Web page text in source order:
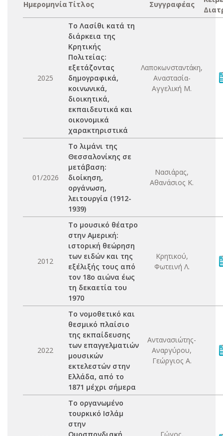
Ημερομηνία Τίτλος Συγγραφέας
2025
Το Λασίθι κατά τη
διάρκεια της
Κρητικής
Πολιτείας:
εξετάζοντας
δημογραφικά,
κοινωνικά,
διοικητικά,
εκπαιδευτικά και
οικονομικά
χαρακτηριστικά
Λαποκωνσταντάκη,
Αναστασία-
Αγγελική Μ.
01/2026
Το λιμάνι της
Θεσσαλονίκης σε
μετάβαση:
διοίκηση,
οργάνωση,
λειτουργία (1912-
1939)
Νασιάρας,
Αθανάσιος Κ.
2012
Το μουσικό θέατρο
στην Αμερική:
ιστορική θεώρηση
των ειδών και της
εξέλιξής τους από
τον 18ο αιώνα έως
τη δεκαετία του
1970
Κρητικού,
Φωτεινή Λ.
2022
Το νομοθετικό και
θεσμικό πλαίσιο
της εκπαίδευσης
των επαγγελματιών
μουσικών
εκτελεστών στην
Ελλάδα, από το
1871 μέχρι σήμερα
Αντανασιώτης-
Αναργύρου,
Γεώργιος Α.
Το οργανωμένο
τουρκικό Ισλάμ
στην